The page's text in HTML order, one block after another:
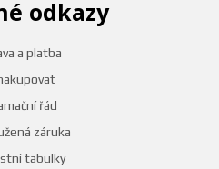
odkazy
a platba
řád
záruka
tabulky